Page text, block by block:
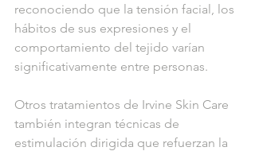
reconociendo que la tensión facial, los
hábitos de sus expresiones y el
comportamiento del tejido varían
significativamente entre personas.
Otros tratamientos de Irvine Skin Care
también integran técnicas de
estimulación dirigida que refuerzan la